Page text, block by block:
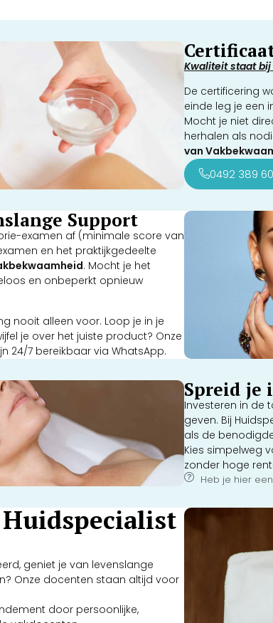
Kwaliteit staat
De certificering
einde leg je een
Mocht je niet
herhalen als
van
0492 389
Support
examen af (minimale score van
en het praktijkgedeelte
. Mocht je het
en onbeperkt opnieuw
nooit alleen voor. Loop je in je
je over het juiste product? Onze
24/7 bereikbaar via WhatsApp.
Spreid je
Investeren in de
geven. Bij
als de
Kies simpelweg
zonder hoge
Heb je hier
geniet je van levenslange
Onze docenten staan altijd voor
door persoonlijke,